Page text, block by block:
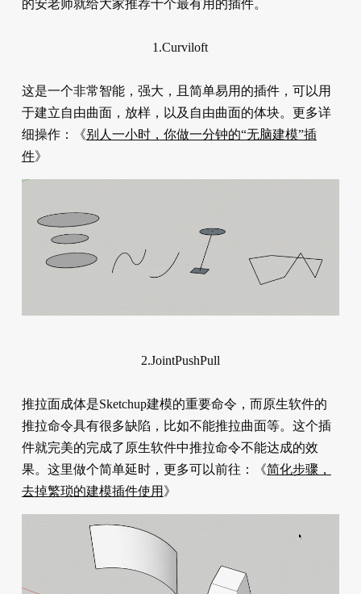
的安老师就给大家推荐十个最有用的插件。
1.Curviloft
这是一个非常智能，强大，且简单易用的插件，可以用
于建立自由曲面，放样，以及自由曲面的体块。更多详
细操作：《别人一小时，你做一分钟的“无脑建模”插
件》
2.JointPushPull
推拉面成体是Sketchup建模的重要命令，而原生软件的
推拉命令具有很多缺陷，比如不能推拉曲面等。这个插
件就完美的完成了原生软件中推拉命令不能达成的效
果。这里做个简单延时，更多可以前往：《简化步骤，
去掉繁琐的建模插件使用 》